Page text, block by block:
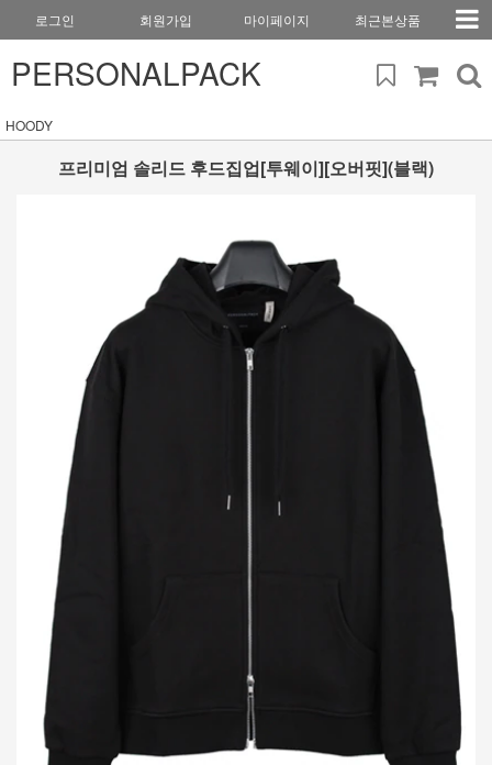
로그인 회원가입 마이페이지 최근본상품
PERSONALPACK
HOODY
프리미엄 솔리드 후드집업[투웨이][오버핏](블랙)